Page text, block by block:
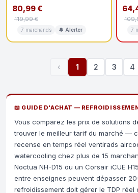
80,99 €
119,99 €
7 marchands 🔔 Alerter 7
‹ 1 2 3 4
📖 GUIDE D'ACHAT —
Vous comparez les prix de solutions
trouver le meilleur tarif du marché —
recense en temps réel ventirads
watercooling chez plus de 15
Noctua NH-D15 ou un Corsair iCUE
entre enseignes peuvent dépasser
refroidissement doit gérer le TDP réel